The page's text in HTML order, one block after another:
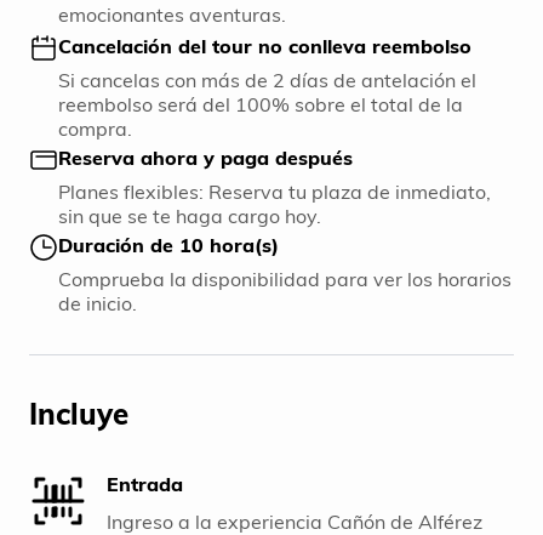
emocionantes aventuras.
Cancelación del tour no conlleva reembolso
Si cancelas con más de 2 días de antelación el
reembolso será del 100% sobre el total de la
compra.
Reserva ahora y paga después
Planes flexibles: Reserva tu plaza de inmediato,
sin que se te haga cargo hoy.
Duración de 10 hora(s)
Comprueba la disponibilidad para ver los horarios
de inicio.
Incluye
Entrada
Ingreso a la experiencia Cañón de Alférez